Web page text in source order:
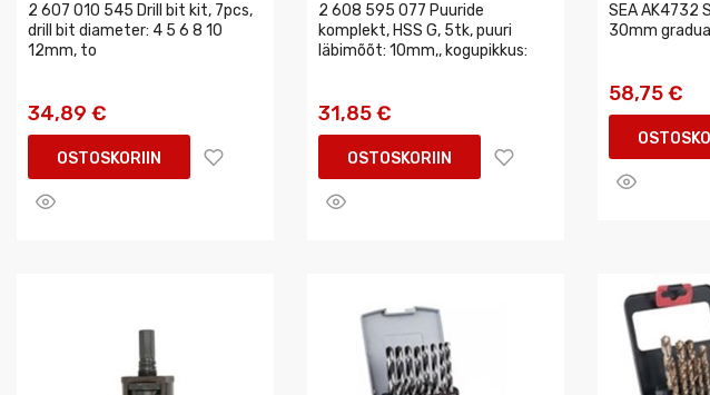
2 607 010 545 Drill bit kit, 7pcs,
drill bit diameter: 4 5 6 8 10
12mm, to
34,89 €
OSTOSKORIIN
2 608 595 077 Puuride
komplekt, HSS G, 5tk, puuri
läbimõõt: 10mm,, kogupikkus:
31,85 €
OSTOSKORIIN
SEA AK4732
30mm gradual
58,75 €